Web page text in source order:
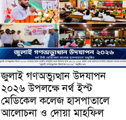
তাজা
তাজা
তাজা
জুলাই গণঅভ্যুত্থান উদযাপন
২০২৬ উপলক্ষে নর্থ ইস্ট
মেডিকেল কলেজ হাসপাতালে
আলোচনা ও দোয়া মাহফিল